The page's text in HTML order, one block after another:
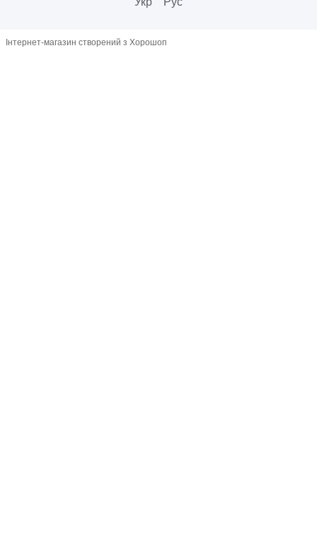
Інтернет-магазин створений з Хорошоп